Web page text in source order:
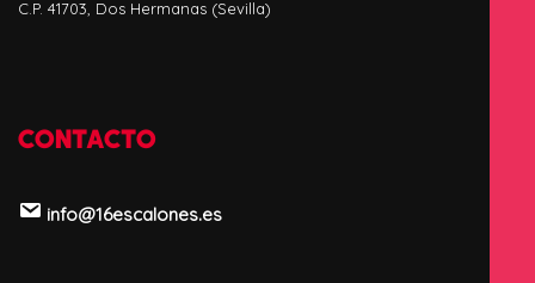
C.P. 41703, Dos Hermanas (Sevilla)
CONTACTO
info@16escalones.es